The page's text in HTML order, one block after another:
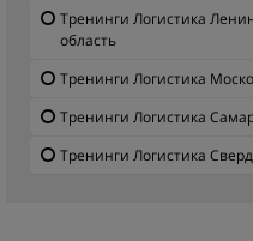
Тренинги Логистика
область
Тренинги Логистика
Тренинги Логистика
Тренинги Логистика